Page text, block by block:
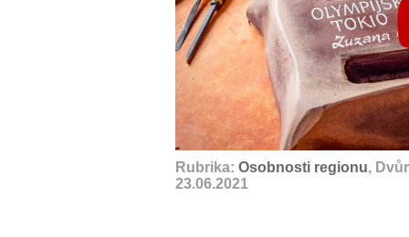
Rubrika: Osobnosti regionu,
23.06.2021